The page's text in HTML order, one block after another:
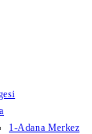
1-Adana Merkez